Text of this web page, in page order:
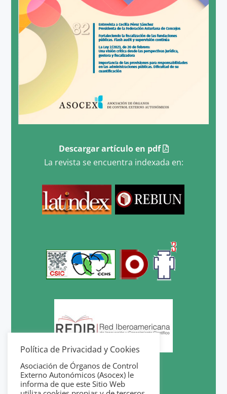
Descargar artículo en pdf
La revista se encuentra indexada en:
Política de Privacidad y Cookies
Asociación de Órganos de Control
Externo Autonómicos (Asocex) le
informa de que este Sitio Web